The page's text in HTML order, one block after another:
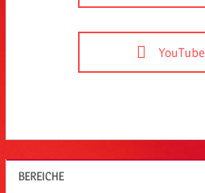
YouTube
BEREICHE